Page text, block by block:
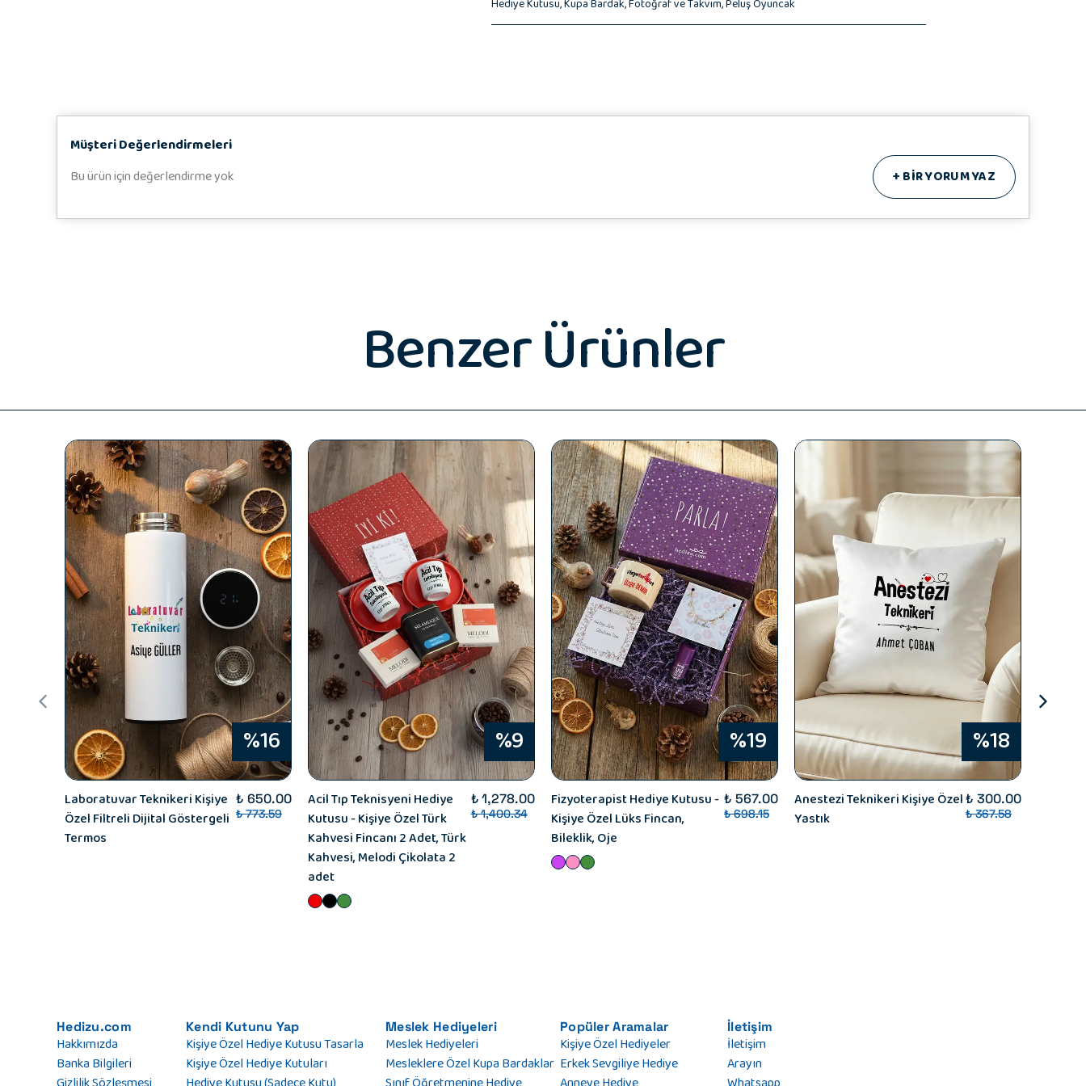
♥️ Hediye Notunuz
Hediye Kutusu,Kupa Bardak,Fotoğraf ve Takvim,Peluş Oyuncak
Müşteri Değerlendirmeleri
Bu ürün için değerlendirme yok
+BİR YORUM YAZ
Benzer Ürünler
%16
Laboratuvar Teknikeri Kişiye
Özel Filtreli Dijital Göstergeli
Termos
₺ 650.00
₺ 773.59
%9
Acil Tıp Teknisyeni Hediye
Kutusu - Kişiye Özel Türk
Kahvesi Fincanı 2 Adet, Türk
Kahvesi, Melodi Çikolata 2
adet
₺ 1,278.00
₺ 1,400.34
%19
Fizyoterapist Hediye Kutusu -
Kişiye Özel Lüks Fincan,
Bileklik, Oje
₺ 567.00
₺ 698.15
%18
Anestezi Teknikeri Kişiye Özel
Yastık
₺ 300.00
₺ 367.58
Hedizu.com
Hakkımızda
Banka Bilgileri
Kendi Kutunu Yap
Kişiye Özel Hediye Kutusu Tasarla
Kişiye Özel Hediye Kutuları
Meslek Hediyeleri
Meslek Hediyeleri
Mesleklere Özel Kupa Bardaklar
Popüler Aramalar
Kişiye Özel Hediyeler
Erkek Sevgiliye Hediye
İletişim
İletişim
Arayın